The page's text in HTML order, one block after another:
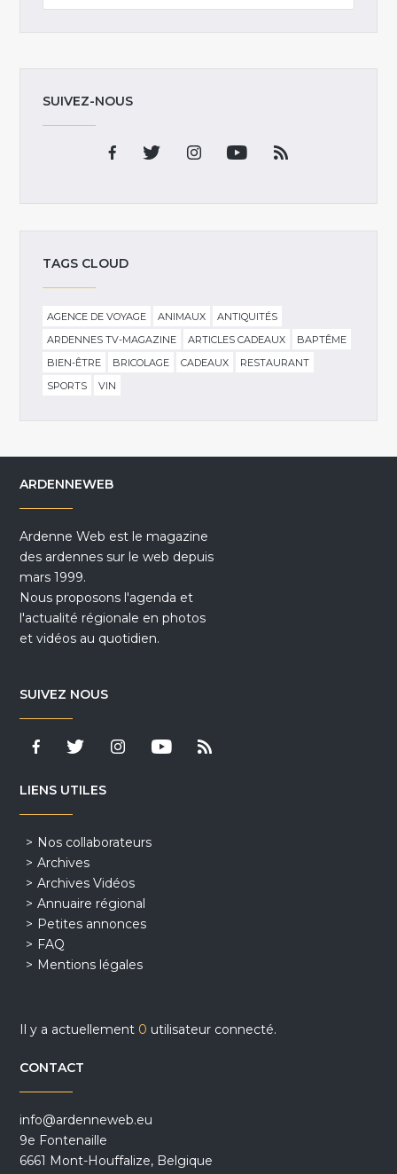
SUIVEZ-NOUS
TAGS CLOUD
AGENCE DE VOYAGE ANIMAUX
ANTIQUITÉS
ARDENNES TV-MAGAZINE
ARTICLES CADEAUX
BAPTÊME
BIEN-ÊTRE
BRICOLAGE CADEAUX
RESTAURANT
SPORTS
VIN
ARDENNEWEB
Ardenne Web est le magazine
des ardennes sur le web depuis
mars 1999.
Nous proposons l'agenda et
l'actualité régionale en photos
et vidéos au quotidien.
SUIVEZ NOUS
LIENS UTILES
Nos collaborateurs
Archives
Archives Vidéos
Annuaire régional
Petites annonces
FAQ
Mentions légales
Il y a actuellement 0 utilisateur connecté.
CONTACT
info@ardenneweb.eu
9e Fontenaille
6661 Mont-Houffalize, Belgique